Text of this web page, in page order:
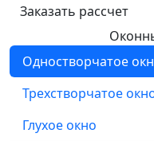
Заказать рассчет
Трехстворчатое
Глухое окно